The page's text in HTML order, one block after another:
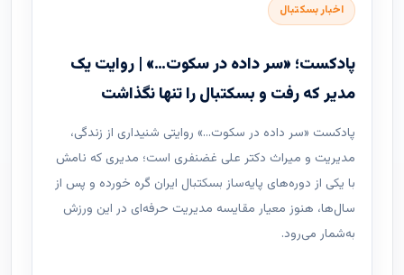
اخبار بسکتبال
پادکست؛ «سر داده در سکوت…» | روایت یک
مدیر که رفت و بسکتبال را تنها نگذاشت
پادکست «سر داده در سکوت…» روایتی شنیداری از زندگی،
مدیریت و میراث دکتر علی غضنفری است؛ مدیری که نامش
با یکی از دوره‌های پایه‌ساز بسکتبال ایران گره خورده و پس از
سال‌ها، هنوز معیار مقایسه مدیریت حرفه‌ای در این ورزش
به‌شمار می‌رود.